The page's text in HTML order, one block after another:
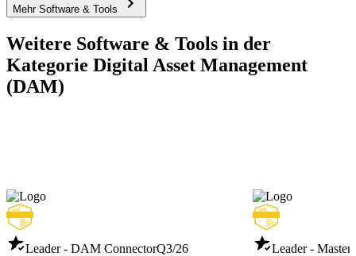
Mehr Software & Tools
Weitere Software & Tools in der
Kategorie Digital Asset Management
(DAM)
Leader - DAM ConnectorQ3/26 Leader - Master